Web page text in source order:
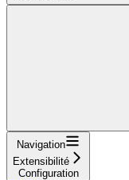
Navigation
Extensibilité
Configuration